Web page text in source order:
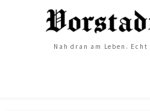
Nah dran am Leben.